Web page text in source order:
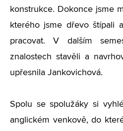
konstrukce. Dokonce jsme
kterého jsme dřevo štípali
pracovat. V dalším
znalostech stavěli a
upřesnila Jankovichová.
Spolu se spolužáky si
anglickém venkově, do